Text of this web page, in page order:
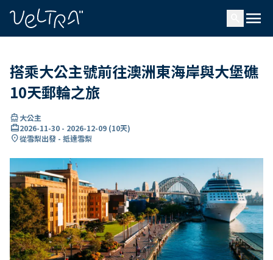
menu
搭乘大公主號前往澳洲東海岸與大堡礁
10天郵輪之旅
directions_boat大公主
card_travel2026-11-30 - 2026-12-09 (10天)
location_on從雪梨出發 - 抵達雪梨